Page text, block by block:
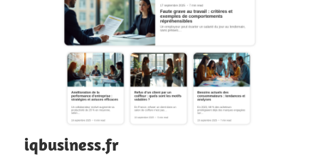
iqbusiness.fr